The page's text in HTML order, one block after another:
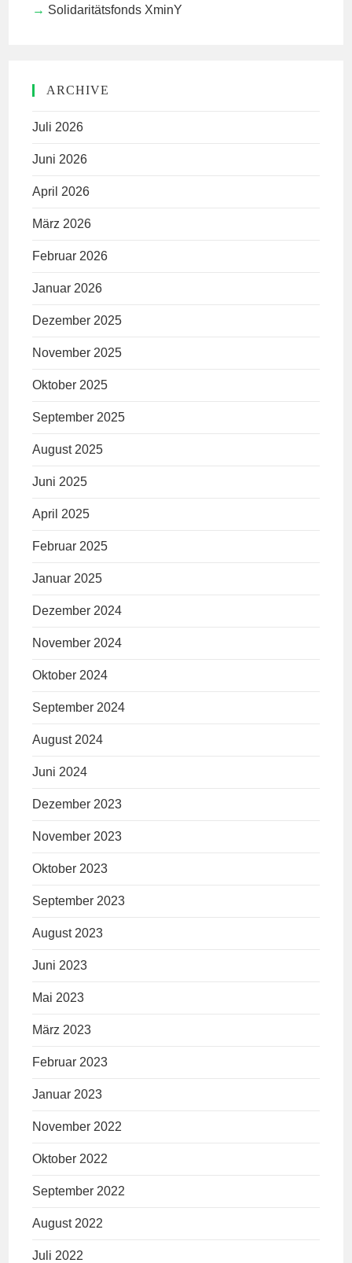
Solidaritätsfonds XminY
ARCHIVE
Juli 2026
Juni 2026
April 2026
März 2026
Februar 2026
Januar 2026
Dezember 2025
November 2025
Oktober 2025
September 2025
August 2025
Juni 2025
April 2025
Februar 2025
Januar 2025
Dezember 2024
November 2024
Oktober 2024
September 2024
August 2024
Juni 2024
Dezember 2023
November 2023
Oktober 2023
September 2023
August 2023
Juni 2023
Mai 2023
März 2023
Februar 2023
Januar 2023
November 2022
Oktober 2022
September 2022
August 2022
Juli 2022